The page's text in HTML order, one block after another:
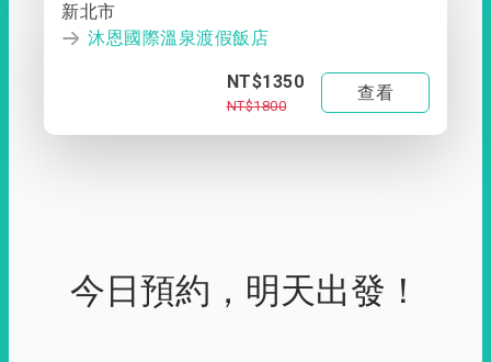
新北市
沐恩國際溫泉渡假飯店
NT$1350
NT$1800
查看
今日預約，明天出發！